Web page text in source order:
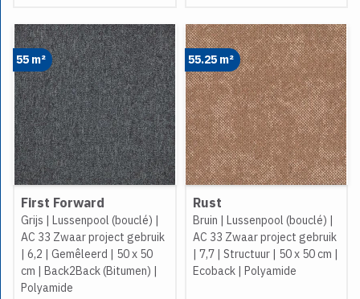
55 m²
First Forward
Grijs | Lussenpool (bouclé) |
AC 33 Zwaar project gebruik
| 6,2 | Gemêleerd | 50 x 50
cm | Back2Back (Bitumen) |
Polyamide
55.25 m²
Rust
Bruin | Lussenpool (bouclé) |
AC 33 Zwaar project gebruik
| 7,7| Structuur| 50 x 50 cm |
Ecoback| Polyamide